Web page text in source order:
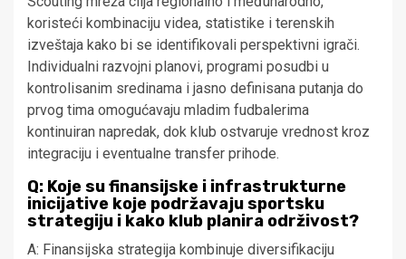
koristeći kombinaciju videa, statistike i terenskih
izveštaja kako bi se identifikovali perspektivni igrači.
Individualni razvojni planovi, programi posudbi u
kontrolisanim sredinama i jasno definisana putanja do
prvog tima omogućavaju mladim fudbalerima
kontinuiran napredak, dok klub ostvaruje vrednost kroz
integraciju i eventualne transfer prihode.
Q: Koje su finansijske i infrastrukturne
inicijative koje podržavaju sportsku
strategiju i kako klub planira održivost?
A: Finansijska strategija kombinuje diversifikaciju